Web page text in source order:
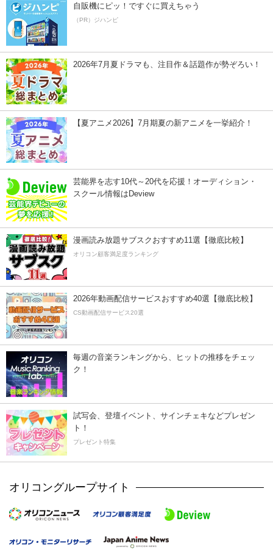
自販機にピッ！ですぐに買えちゃう
（PR）ジハンピ
2026年7月夏ドラマも、注目作＆話題作が勢ぞろい！
【夏アニメ2026】7月期夏の新アニメを一挙紹介！
芸能界を志す10代～20代を応援！オーディション・
スクール情報はDeview
漫画読み放題サブスクおすすめ11選【徹底比較】
オリコン顧客満足度ランキング
2026年動画配信サービスおすすめ40選【徹底比較】
CS動画配信サービス20選
毎週の音楽ランキングから、ヒットの推移をチェッ
ク！
試写会、登壇イベント、サインチェキなどプレゼン
ト！
プレゼント特集
オリコングループサイト